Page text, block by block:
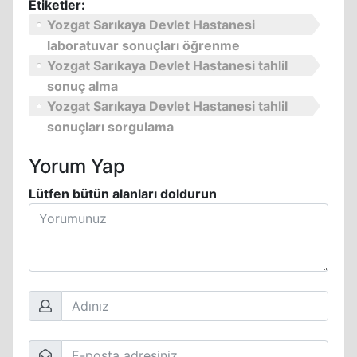
Etiketler:
Yozgat Sarıkaya Devlet Hastanesi
laboratuvar sonuçları öğrenme
Yozgat Sarıkaya Devlet Hastanesi tahlil
sonuç alma
Yozgat Sarıkaya Devlet Hastanesi tahlil
sonuçları sorgulama
Yorum Yap
Lütfen bütün alanları doldurun